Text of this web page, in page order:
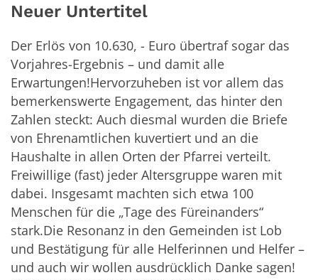
Neuer Untertitel
Der Erlös von 10.630, - Euro übertraf sogar das
Vorjahres-Ergebnis – und damit alle
Erwartungen!Hervorzuheben ist vor allem das
bemerkenswerte Engagement, das hinter den
Zahlen steckt: Auch diesmal wurden die Briefe
von Ehrenamtlichen kuvertiert und an die
Haushalte in allen Orten der Pfarrei verteilt.
Freiwillige (fast) jeder Altersgruppe waren mit
dabei. Insgesamt machten sich etwa 100
Menschen für die „Tage des Füreinanders“
stark.Die Resonanz in den Gemeinden ist Lob
und Bestätigung für alle Helferinnen und Helfer –
und auch wir wollen ausdrücklich Danke sagen!